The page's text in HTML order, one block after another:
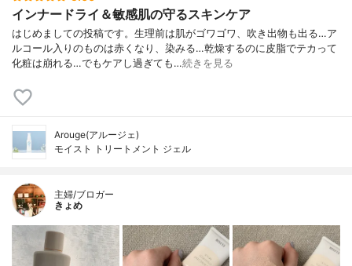
インナードライ＆敏感肌の守るスキンケア
はじめましての投稿です。生理前は肌がゴワゴワ、吹き出物も出る…ア
ルコール入りのものは赤くなり、染みる…乾燥するのに皮脂でテカって
化粧は崩れる…でもケアし過ぎても…続きを見る
Arouge(アルージェ)
モイスト トリートメント ジェル
主婦/ブロガー
きょめ